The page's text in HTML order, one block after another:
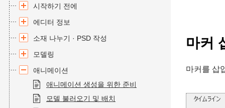
시작하기 전에
에디터 정보
소재 나누기 · PSD 작성
모델링
애니메이션
애니메이션 생성을 위한 준비
모델 불러오기 및 배치
마커
마커를 삽